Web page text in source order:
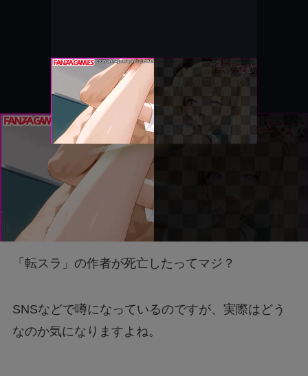
「転スラ」の作者が死亡したってマジ？
SNSなどで噂になっているのですが、実際はどう
なのか気になりますよね。